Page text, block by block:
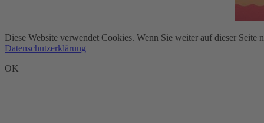
Diese Website verwendet Cookies. Wenn Sie weiter auf dieser
Datenschutzerklärung
OK